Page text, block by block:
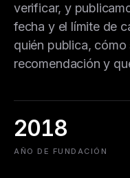
verificar, y
fecha y el límite de
quién publica,
recomendación y
2018
AÑO DE FUNDACIÓN